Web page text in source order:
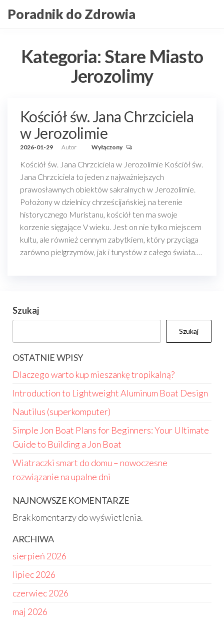
doPoradnik do Zdrowia
Kategoria: Stare Miasto
Jerozolimy
Kościół św. Jana Chrzciciela
w Jerozolimie
2026-01-29 Autor Wyłączony
Kościół św. Jana Chrzciciela w Jerozolimie Kościół św.
Jana Chrzciciela to jeden z najważniejszych
prawosławnych obiektów sakralnych w Jerozolimie.
Położony w dzielnicy chrześcijańskiej, na terenie
historycznego Muristanu, kościół ten ma swoje
korzenie sięgające V wieku. Jest on nie tylko miejscem
kultu, ale również cennym zabytkiem, który przyciąga
zarówno pielgrzymów, jak i turystów z całego świata.…
Szukaj
Szukaj
OSTATNIE WPISY
Dlaczego warto kup mieszankę tropikalną?
Introduction to Lightweight Aluminum Boat Design
Nautilus (superkomputer)
Simple Jon Boat Plans for Beginners: Your Ultimate
Guide to Building a Jon Boat
Wiatraczki smart do domu – nowoczesne
rozwiązanie na upalne dni
NAJNOWSZE KOMENTARZE
Brak komentarzy do wyświetlenia.
ARCHIWA
sierpień 2026
lipiec 2026
czerwiec 2026
maj 2026